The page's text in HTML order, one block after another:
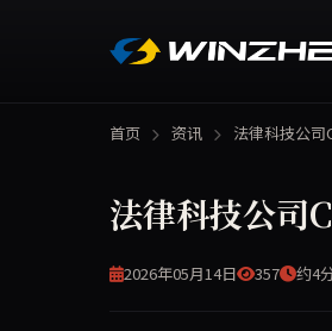
首页 资讯 法律科技公
法律科技公
2026年05月14日 357 约4